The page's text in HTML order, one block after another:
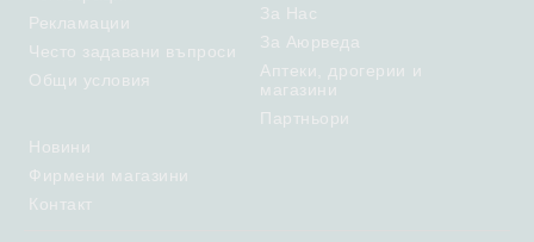
Рекламации
Често задавани въпроси
Общи условия
За Нас
За Аюрведа
Аптеки, дрогерии и
магазини
Партньори
Новини
Фирмени магазини
Контакт